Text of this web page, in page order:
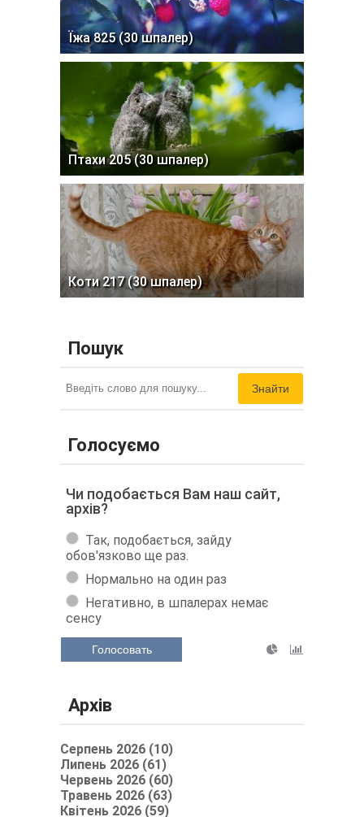
Їжа 825 (30 шпалер)
Птахи 205 (30 шпалер)
Коти 217 (30 шпалер)
Пошук
Знайти
Голосуємо
Чи подобається Вам наш сайт,
архів?
Так, подобається, зайду
обов'язково ще раз.
Нормально на один раз
Негативно, в шпалерах немає
сенсу
Голосовать
Архів
Серпень 2026 (10)
Липень 2026 (61)
Червень 2026 (60)
Травень 2026 (63)
Квітень 2026 (59)